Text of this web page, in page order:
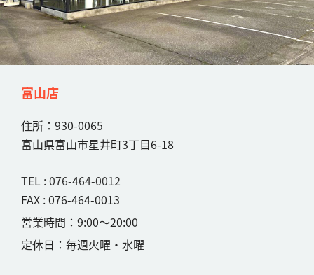
富山店
住所：930-0065
富山県富山市星井町3丁目6-18
TEL : 076-464-0012
FAX : 076-464-0013
営業時間：9:00〜20:00
定休日：毎週火曜・水曜